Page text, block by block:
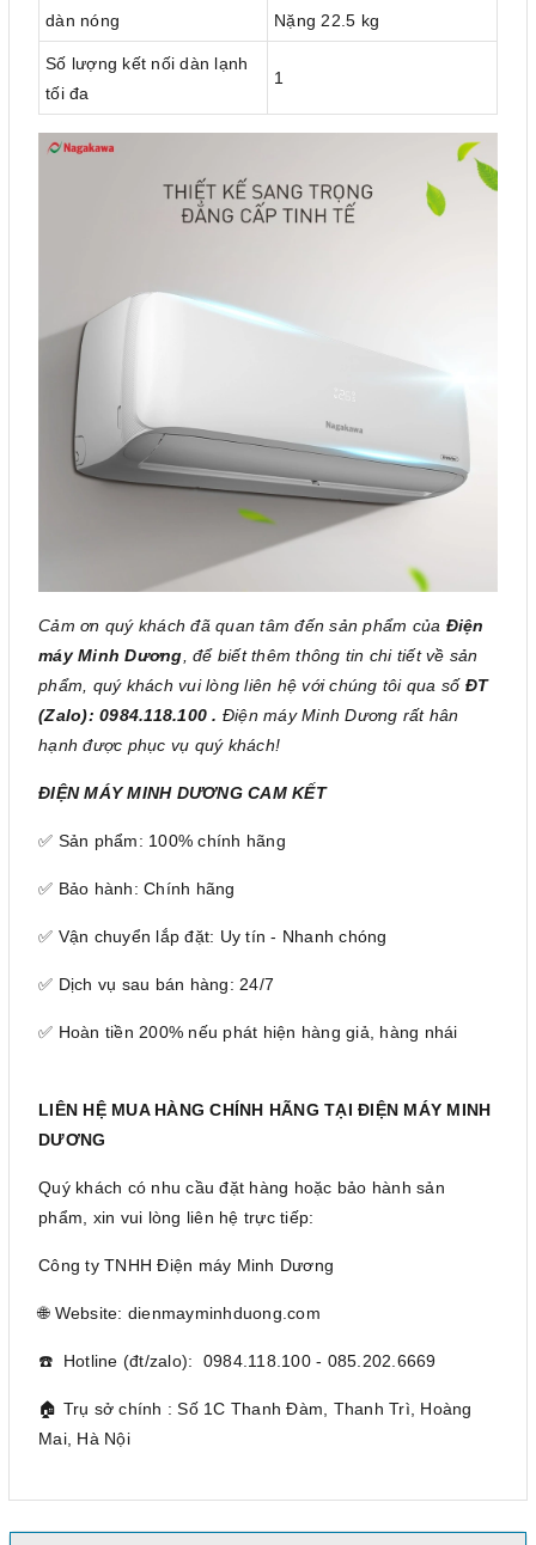
dàn nóng Nặng 22.5 kg
Số lượng kết nối dàn lạnh
tối đa
1
Cảm ơn quý khách đã quan tâm đến sản phẩm của Điện
máy Minh Dương , để biết thêm thông tin chi tiết về sản
phẩm, quý khách vui lòng liên hệ với chúng tôi qua số ĐT
(Zalo): 0984.118.100 . Điện máy Minh Dương rất hân
hạnh được phục vụ quý khách!
ĐIỆN MÁY MINH DƯƠNG CAM KẾT
✅ Sản phẩm: 100% chính hãng
✅ Bảo hành: Chính hãng
✅ Vận chuyển lắp đặt: Uy tín - Nhanh chóng
✅ Dịch vụ sau bán hàng: 24/7
✅ Hoàn tiền 200% nếu phát hiện hàng giả, hàng nhái
LIÊN HỆ MUA HÀNG CHÍNH HÃNG TẠI ĐIỆN MÁY MINH
DƯƠNG
Quý khách có nhu cầu đặt hàng hoặc bảo hành sản
phẩm, xin vui lòng liên hệ trực tiếp:
Công ty TNHH Điện máy Minh Dương
🌐 Website: dienmayminhduong.com
☎️ Hotline (đt/zalo): 0984.118.100 - 085.202.6669
🏠 Trụ sở chính : Số 1C Thanh Đàm, Thanh Trì, Hoàng
Mai, Hà Nội